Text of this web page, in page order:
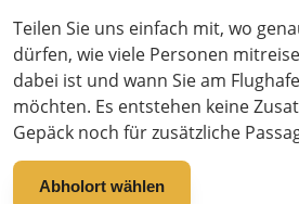
Teilen Sie uns einfach mit, wo
dürfen, wie viele Personen
dabei ist und wann Sie am
möchten. Es entstehen keine
Gepäck noch für zusätzliche
Abholort wählen